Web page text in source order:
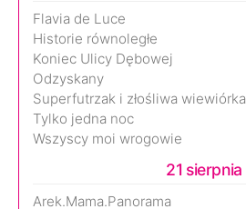
Flavia de Luce
Historie równoległe
Koniec Ulicy Dębowej
Odzyskany
Superfutrzak i złośliwa wiewiórka
Tylko jedna noc
Wszyscy moi wrogowie
21 sierpnia
Arek.Mama.Panorama